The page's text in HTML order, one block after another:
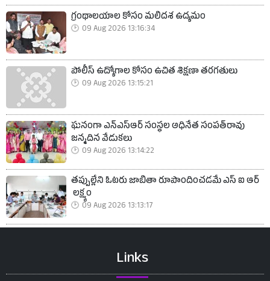
గ్రంథాలయాల కోసం మలిదశ ఉద్యమం
09 Aug 2026 13:16:34
పోలీస్ ఉద్యోగాల కోసం ఉచిత శిక్షణా తరగతులు
09 Aug 2026 13:15:21
ఘనంగా ఎన్ఎస్ఆర్‌ సంస్థల అధినేత సంపత్‌రావు
జన్మదిన వేడుకలు
09 Aug 2026 13:14:22
తప్పుల్లేని ఓటరు జాబితా రూపొందించడమే ఎస్ ఐ ఆర్
లక్ష్యం
09 Aug 2026 13:13:17
Links